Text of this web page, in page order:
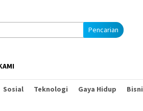
Pencarian
Sosial Teknologi Gaya Hidup